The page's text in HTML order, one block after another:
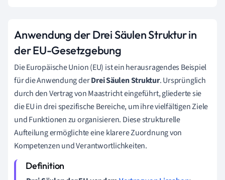
Anwendung der Drei Säulen Struktur in
der EU-Gesetzgebung
Die Europäische Union (EU) ist ein herausragendes Beispiel
für die Anwendung derDrei Säulen Struktur. Ursprünglich
durch den Vertrag von Maastricht eingeführt, gliederte sie
die EU in drei spezifische Bereiche, um ihre vielfältigen Ziele
und Funktionen zu organisieren. Diese strukturelle
Aufteilung ermöglichte eine klarere Zuordnung von
Kompetenzen und Verantwortlichkeiten.